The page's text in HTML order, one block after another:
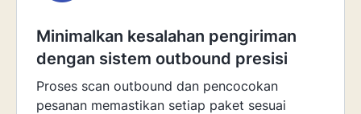
Minimalkan kesalahan pengiriman
dengan sistem outbound presisi
Proses scan outbound dan pencocokan
pesanan memastikan setiap paket sesuai